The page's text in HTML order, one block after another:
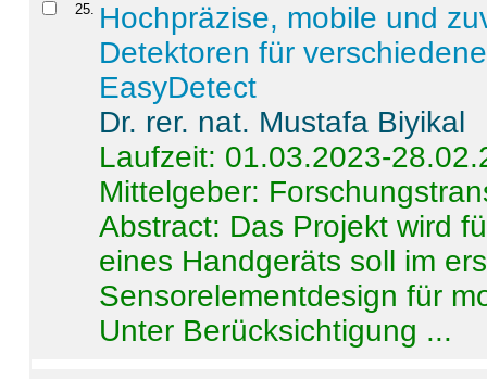
25. Hochpräzise, mobile und
Detektoren für
EasyDetect
Dr. rer. nat. Mustafa Biyikal
Laufzeit: 01.03.2023-
Mittelgeber:
Abstract: Das Projekt wird
eines Handgeräts soll im
Sensorelementdesign für
Unter Berücksichtigung ...